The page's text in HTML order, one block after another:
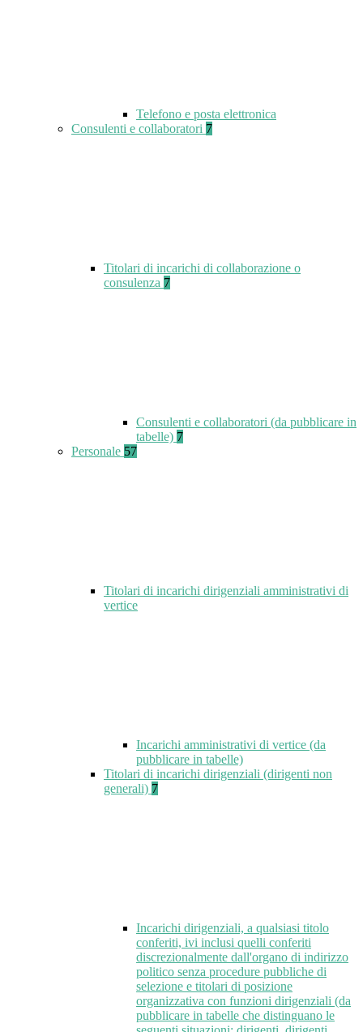
Telefono e posta elettronica
Consulenti e collaboratori 7
Titolari di incarichi di collaborazione o
consulenza 7
Consulenti e collaboratori (da pubblicare in
tabelle) 7
Personale 57
Titolari di incarichi dirigenziali amministrativi di
vertice
Incarichi amministrativi di vertice (da
pubblicare in tabelle)
Titolari di incarichi dirigenziali (dirigenti non
generali) 7
Incarichi dirigenziali, a qualsiasi titolo
conferiti, ivi inclusi quelli conferiti
discrezionalmente dall'organo di indirizzo
politico senza procedure pubbliche di
selezione e titolari di posizione
organizzativa con funzioni dirigenziali (da
pubblicare in tabelle che distinguano le